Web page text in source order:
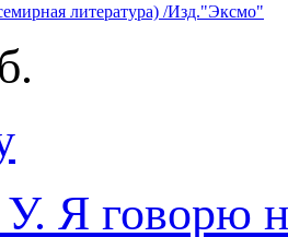
литература) /Изд."Эксмо"